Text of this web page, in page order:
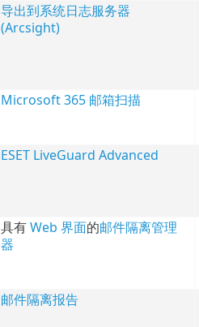
导出到系统日志服务器
(Arcsight)
Microsoft 365 邮箱扫描
ESET LiveGuard Advanced
具有Web 界面的邮件隔离管理
器
邮件隔离报告